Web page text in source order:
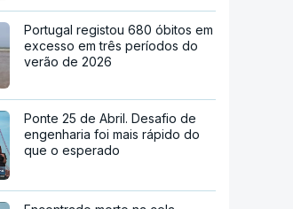
Portugal registou 680 óbitos em
excesso em três períodos do
verão de 2026
Ponte 25 de Abril. Desafio de
engenharia foi mais rápido do
que o esperado